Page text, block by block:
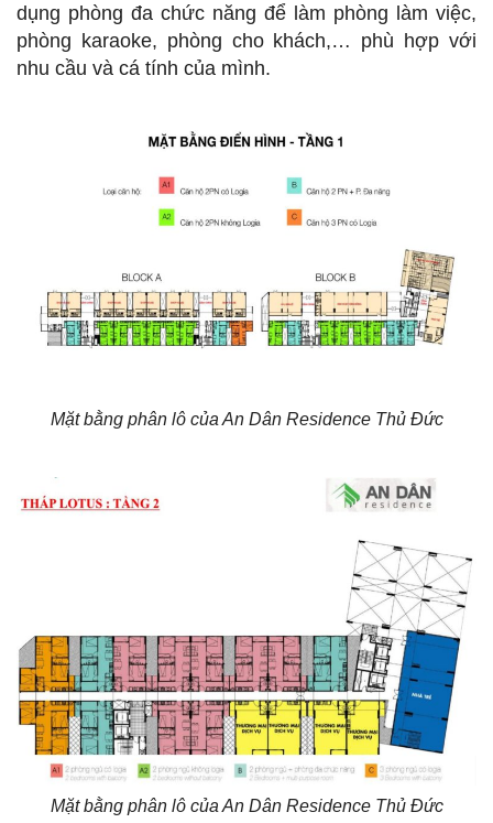
dụng phòng đa chức năng để làm phòng làm việc,
phòng karaoke, phòng cho khách,… phù hợp với
nhu cầu và cá tính của mình.
Mặt bằng phân lô của An Dân Residence Thủ Đức
Mặt bằng phân lô của An Dân Residence Thủ Đức